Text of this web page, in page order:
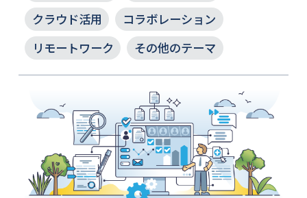
クラウド活用
コラボレーション
リモートワーク
その他のテーマ